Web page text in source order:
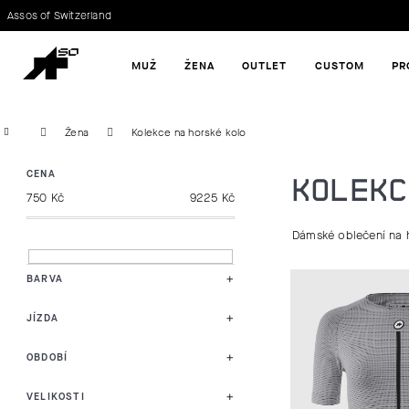
Assos of Switzerland
MUŽ ŽENA OUTLET CUSTOM
Domů Žena Kolekce na horské kolo
CENA
750 Kč 9225 Kč
BARVA
JÍZDA
OBDOBÍ
VELIKOSTI
Dámské oblečení na
K
Í
Zpět
do
Zpět
do